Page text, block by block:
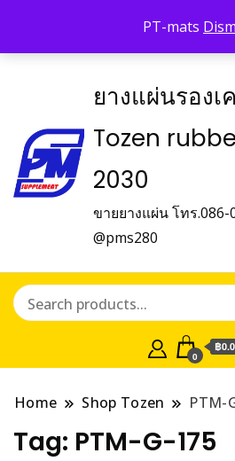
PT-mats
ยางแผ่นรองเ
Tozen
2030
ขายยางแผ่น โทร.086-
@pms280
0
฿
Home Shop Tozen PTM-
Tag: PTM-G-175